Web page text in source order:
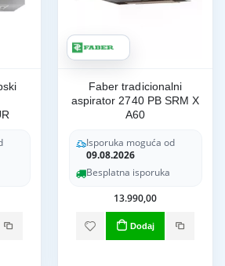
Faber tradicionalni
aspirator 2740 PB SRM X
A60
Isporuka moguća od
09.08.2026
Besplatna isporuka
13.990,00
Dodaj